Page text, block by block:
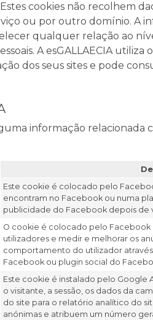
cookies não recolhem
ou por outro domínio. A
qualquer relação ao
A esGALLAECIA utiliza
dos seus sites e pode
informação relacionada
Este cookie é colocado pelo
encontram no Facebook ou numa
publicidade do Facebook depois de
O cookie é colocado pelo Facebook
utilizadores e medir e melhorar os
comportamento do utilizador
Facebook ou plugin social do
Este cookie é instalado pelo Google
o visitante, a sessão, os dados da
do site para o relatório analítico do
anónimas e atribuem um número